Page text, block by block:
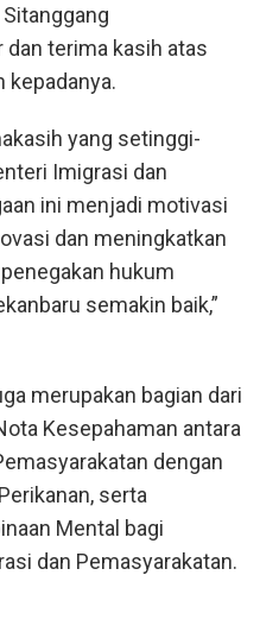
terima kasih atas
kepadanya.
yang setinggi-
Imigrasi dan
ini menjadi motivasi
dan meningkatkan
hukum
semakin baik,”
merupakan bagian dari
Kesepahaman antara
dengan
serta
Mental bagi
dan Pemasyarakatan.